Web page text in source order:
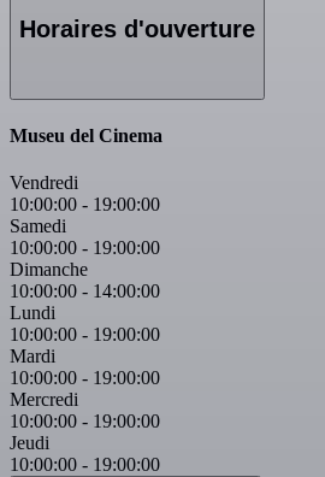
Horaires d'ouverture
Museu del Cinema
Vendredi
10:00:00 - 19:00:00
Samedi
10:00:00 - 19:00:00
Dimanche
10:00:00 - 14:00:00
Lundi
10:00:00 - 19:00:00
Mardi
10:00:00 - 19:00:00
Mercredi
10:00:00 - 19:00:00
Jeudi
10:00:00 - 19:00:00